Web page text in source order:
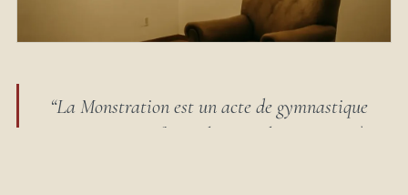
“La Monstration est un acte de gymnastique
citoyenne, une façon d’apprendre aux gens à